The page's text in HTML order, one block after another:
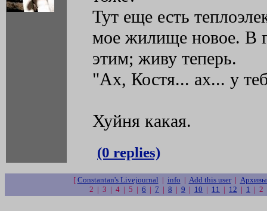
Тут еще есть
мое жилище новое. В
этим; живу теперь.
"Ах, Костя... ах... у
Хуйня какая.
(0 replies)
[ Constantan's Livejournal | info | Add this user| Архивы
2 | 3 | 4 | 5 | 6 | 7 | 8 | 9 | 10 | 11 | 12 | 1 |